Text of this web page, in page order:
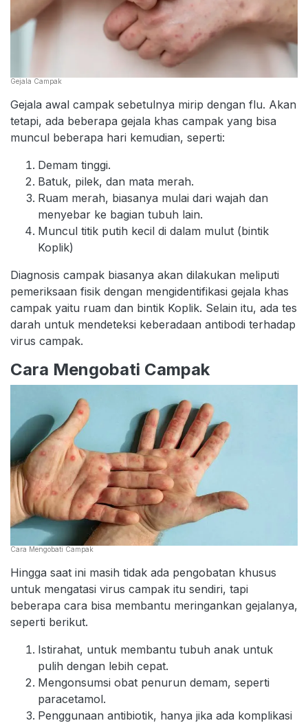
Gejala Campak
Gejala awal campak sebetulnya mirip dengan flu. Akan
tetapi, ada beberapa gejala khas campak yang bisa
muncul beberapa hari kemudian, seperti:
Demam tinggi.
Batuk, pilek, dan mata merah.
Ruam merah, biasanya mulai dari wajah dan
menyebar ke bagian tubuh lain.
Muncul titik putih kecil di dalam mulut (bintik
Koplik)
Diagnosis campak biasanya akan dilakukan meliputi
pemeriksaan fisik dengan mengidentifikasi gejala khas
campak yaitu ruam dan bintik Koplik. Selain itu, ada tes
darah untuk mendeteksi keberadaan antibodi terhadap
virus campak.
Cara Mengobati Campak
Cara Mengobati Campak
Hingga saat ini masih tidak ada pengobatan khusus
untuk mengatasi virus campak itu sendiri, tapi
beberapa cara bisa membantu meringankan gejalanya,
seperti berikut.
Istirahat, untuk membantu tubuh anak untuk
pulih dengan lebih cepat.
Mengonsumsi obat penurun demam, seperti
paracetamol.
Penggunaan antibiotik, hanya jika ada komplikasi